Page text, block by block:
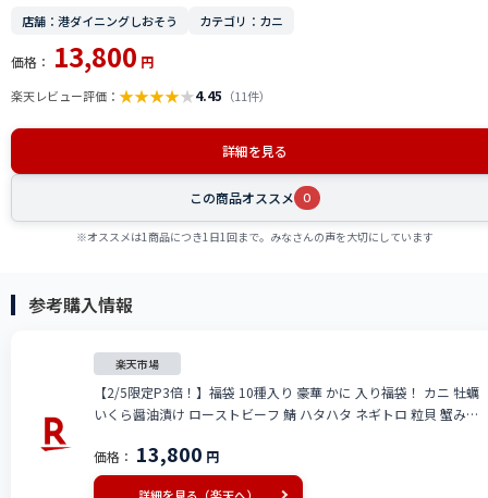
店舗：港ダイニングしおそう カテゴリ：カニ
価格： 13,800 円
楽天レビュー評価： ★★★★★4.45 （11件）
詳細を見る
この商品オススメ 0
※オススメは1商品につき1日1回まで。みなさんの声を大切にしています
参考購入情報
楽天市場
【2/5限定P3倍！】福袋 10種入り 豪華 かに 入り福袋！ カニ 牡蠣
いくら醤油漬け ローストビーフ 鯖 ハタハタ ネギトロ 粒貝 蟹みそ
価格： 13,800 円